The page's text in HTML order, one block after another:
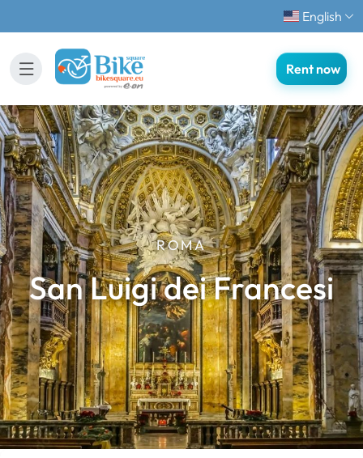
English
Rent now
ROMA
San Luigi dei Francesi